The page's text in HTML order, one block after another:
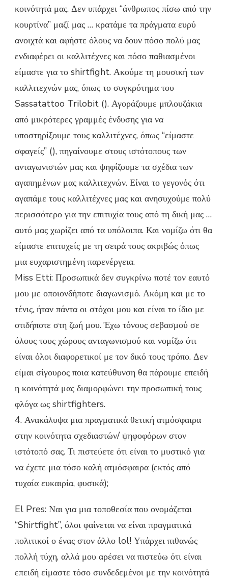
κοινότητά μας. Δεν υπάρχει “άνθρωπος πίσω από την
κουρτίνα” μαζί μας … κρατάμε τα πράγματα ευρύ
ανοιχτά και αφήστε όλους να δουν πόσο πολύ μας
ενδιαφέρει οι καλλιτέχνες και πόσο παθιασμένοι
είμαστε για το shirtfight. Ακούμε τη μουσική των
καλλιτεχνών μας, όπως το συγκρότημα του
Sassatattoo Trilobit (). Αγοράζουμε μπλουζάκια
από μικρότερες γραμμές ένδυσης για να
υποστηρίξουμε τους καλλιτέχνες, όπως “είμαστε
σφαγείς” (), πηγαίνουμε στους ιστότοπους των
ανταγωνιστών μας και ψηφίζουμε τα σχέδια των
αγαπημένων μας καλλιτεχνών. Είναι το γεγονός ότι
αγαπάμε τους καλλιτέχνες μας και ανησυχούμε πολύ
περισσότερο για την επιτυχία τους από τη δική μας …
αυτό μας χωρίζει από τα υπόλοιπα. Και νομίζω ότι θα
είμαστε επιτυχείς με τη σειρά τους ακριβώς όπως
μια ευχαριστημένη παρενέργεια.
Miss Etti: Προσωπικά δεν συγκρίνω ποτέ τον εαυτό
μου με οποιονδήποτε διαγωνισμό. Ακόμη και με το
τένις, ήταν πάντα οι στόχοι μου και είναι το ίδιο με
οτιδήποτε στη ζωή μου. Έχω τόνους σεβασμού σε
όλους τους χώρους ανταγωνισμού και νομίζω ότι
είναι όλοι διαφορετικοί με τον δικό τους τρόπο. Δεν
είμαι σίγουρος ποια κατεύθυνση θα πάρουμε επειδή
η κοινότητά μας διαμορφώνει την προσωπική τους
φλόγα ως shirtfighters.
4. Ανακάλυψα μια πραγματικά θετική ατμόσφαιρα
στην κοινότητα σχεδιαστών/ ψηφοφόρων στον
ιστότοπό σας. Τι πιστεύετε ότι είναι το μυστικό για
να έχετε μια τόσο καλή ατμόσφαιρα (εκτός από
τυχαία ευκαιρία, φυσικά);
El Pres: Ναι για μια τοποθεσία που ονομάζεται
“Shirtfight”, όλοι φαίνεται να είναι πραγματικά
πολιτικοί ο ένας στον άλλο lol! Υπάρχει πιθανώς
πολλή τύχη, αλλά μου αρέσει να πιστεύω ότι είναι
επειδή είμαστε τόσο συνδεδεμένοι με την κοινότητά